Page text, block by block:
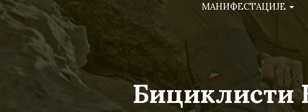
МАНИФЕСТАЦИЈЕ
Бициклисти